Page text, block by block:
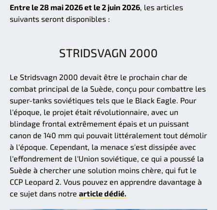
Entre le 28 mai 2026 et le 2 juin 2026, les articles
suivants seront disponibles :
STRIDSVAGN 2000
Le Stridsvagn 2000 devait être le prochain char de
combat principal de la Suède, conçu pour combattre les
super-tanks soviétiques tels que le Black Eagle. Pour
l'époque, le projet était révolutionnaire, avec un
blindage frontal extrêmement épais et un puissant
canon de 140 mm qui pouvait littéralement tout démolir
à l'époque. Cependant, la menace s'est dissipée avec
l'effondrement de l'Union soviétique, ce qui a poussé la
Suède à chercher une solution moins chère, qui fut le
CCP Leopard 2. Vous pouvez en apprendre davantage à
ce sujet dans notre article dédié.